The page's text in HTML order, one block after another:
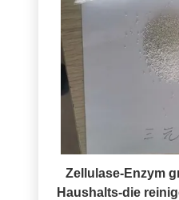
Zellulase-Enzym
Haushalts-die